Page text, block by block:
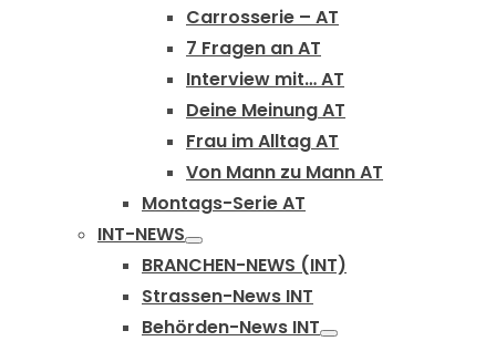
Carrosserie – AT
7 Fragen an AT
Interview mit… AT
Deine Meinung AT
Frau im Alltag AT
Von Mann zu Mann AT
Montags-Serie AT
INT-NEWS
BRANCHEN-NEWS (INT)
Strassen-News INT
Behörden-News INT